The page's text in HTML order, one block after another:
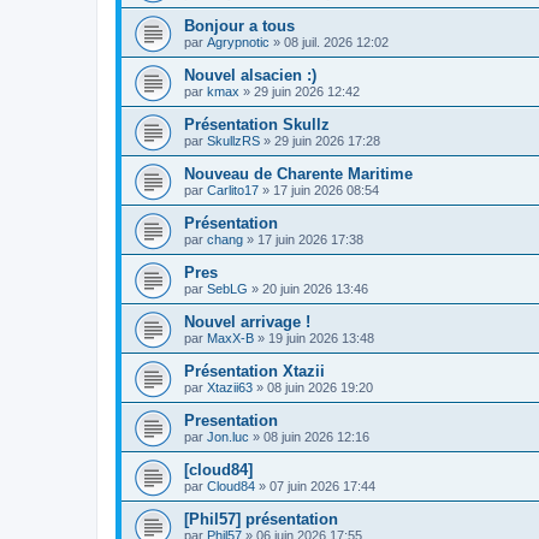
Bonjour a tous
par Agrypnotic » 08 juil. 2026 12:02
Nouvel alsacien :)
par kmax » 29 juin 2026 12:42
Présentation Skullz
par SkullzRS » 29 juin 2026 17:28
Nouveau de Charente Maritime
par Carlito17 » 17 juin 2026 08:54
Présentation
par chang » 17 juin 2026 17:38
Pres
par SebLG » 20 juin 2026 13:46
Nouvel arrivage !
par MaxX-B » 19 juin 2026 13:48
Présentation Xtazii
par Xtazii63 » 08 juin 2026 19:20
Presentation
par Jon.luc » 08 juin 2026 12:16
[cloud84]
par Cloud84 » 07 juin 2026 17:44
[Phil57] présentation
par Phil57 » 06 juin 2026 17:55